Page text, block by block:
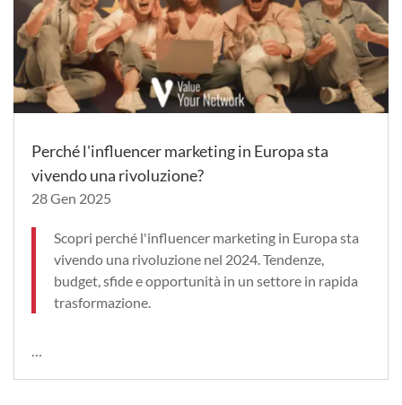
Perché l'influencer marketing in Europa sta
vivendo una rivoluzione?
28 Gen 2025
Scopri perché l'influencer marketing in Europa sta
vivendo una rivoluzione nel 2024. Tendenze,
budget, sfide e opportunità in un settore in rapida
trasformazione.